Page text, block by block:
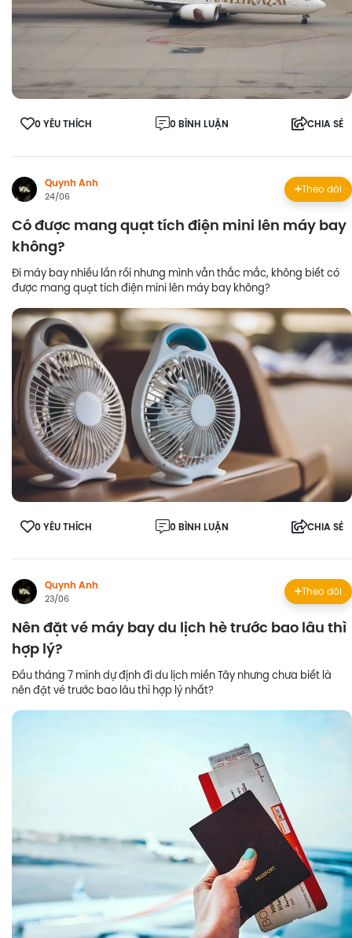
0 YÊU THÍCH 0 BÌNH LUẬN CHIA SẺ
Quynh Anh
24/06
Theo dõi
Có được mang quạt tích điện mini lên máy bay
không?
Đi máy bay nhiều lần rồi nhưng mình vẫn thắc mắc, không biết có
được mang quạt tích điện mini lên máy bay không?
0 YÊU THÍCH 0 BÌNH LUẬN CHIA SẺ
Quynh Anh
23/06
Theo dõi
Nên đặt vé máy bay du lịch hè trước bao lâu thì
hợp lý?
Đầu tháng 7 mình dự định đi du lịch miền Tây nhưng chưa biết là
nên đặt vé trước bao lâu thì hợp lý nhất?